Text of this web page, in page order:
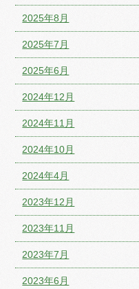
2025年8月
2025年7月
2025年6月
2024年12月
2024年11月
2024年10月
2024年4月
2023年12月
2023年11月
2023年7月
2023年6月